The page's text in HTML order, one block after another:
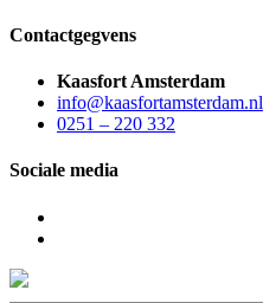
Contactgegvens
Kaasfort Amsterdam
info@kaasfortamsterdam.nl
0251 – 220 332
Sociale media